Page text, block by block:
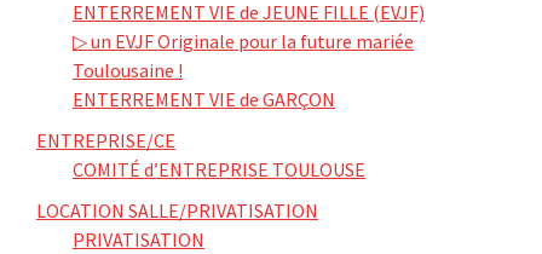
ENTERREMENT VIE de JEUNE FILLE (EVJF)
▷ un EVJF Originale pour la future mariée
Toulousaine !
ENTERREMENT VIE de GARÇON
ENTREPRISE/CE
COMITÉ d’ENTREPRISE TOULOUSE
LOCATION SALLE/PRIVATISATION
PRIVATISATION